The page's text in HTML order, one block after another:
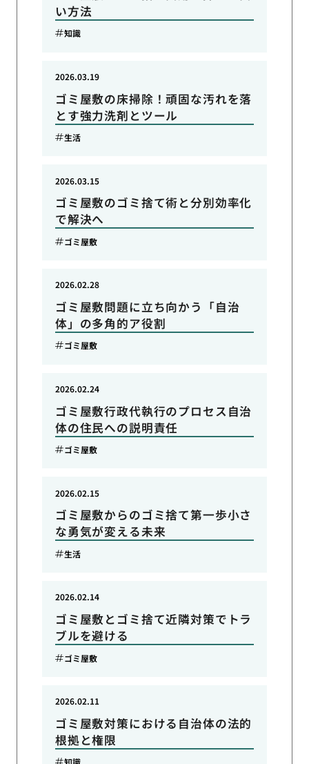
い方法
知識
ゴミ屋敷の床掃除！頑固な汚れを落
とす強力洗剤とツール
2026.03.19
生活
ゴミ屋敷のゴミ捨て術と分別効率化
で解決へ
2026.03.15
ゴミ屋敷
ゴミ屋敷問題に立ち向かう「自治
体」の多角的ア役割
2026.02.28
ゴミ屋敷
ゴミ屋敷行政代執行のプロセス自治
体の住民への説明責任
2026.02.24
ゴミ屋敷
ゴミ屋敷からのゴミ捨て第一歩小さ
な勇気が変える未来
2026.02.15
生活
ゴミ屋敷とゴミ捨て近隣対策でトラ
ブルを避ける
2026.02.14
ゴミ屋敷
ゴミ屋敷対策における自治体の法的
根拠と権限
2026.02.11